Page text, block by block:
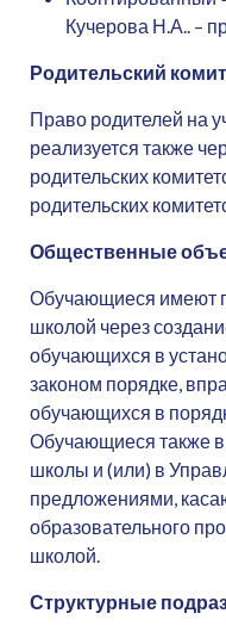
Кучерова Н.А.. –
Родительский
Право родителей на
реализуется также
родительских
родительских
Общественные
Обучающиеся имеют
школой через
обучающихся в
законом порядке,
обучающихся в
Обучающиеся также
школы и (или) в
предложениями,
образовательного
школой.
Структурные